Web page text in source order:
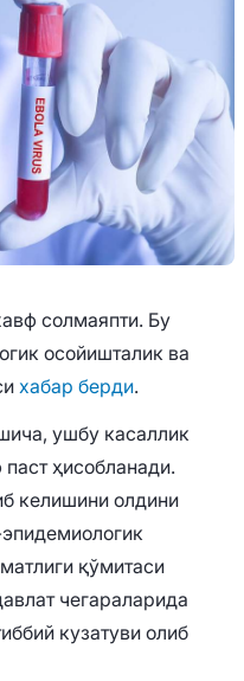
солмаяпти. Бу
осойишталик ва
хабар берди.
ушбу касаллик
ҳисобланади.
келишини олдини
қўмитаси
чегараларида
кузатуви олиб